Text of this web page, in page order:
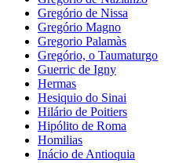
Gregório de Nissa
Gregório Magno
Gregorio Palamàs
Gregório, o Taumaturgo
Guerric de Igny
Hermas
Hesiquio do Sinai
Hilário de Poitiers
Hipólito de Roma
Homilias
Inácio de Antioquia